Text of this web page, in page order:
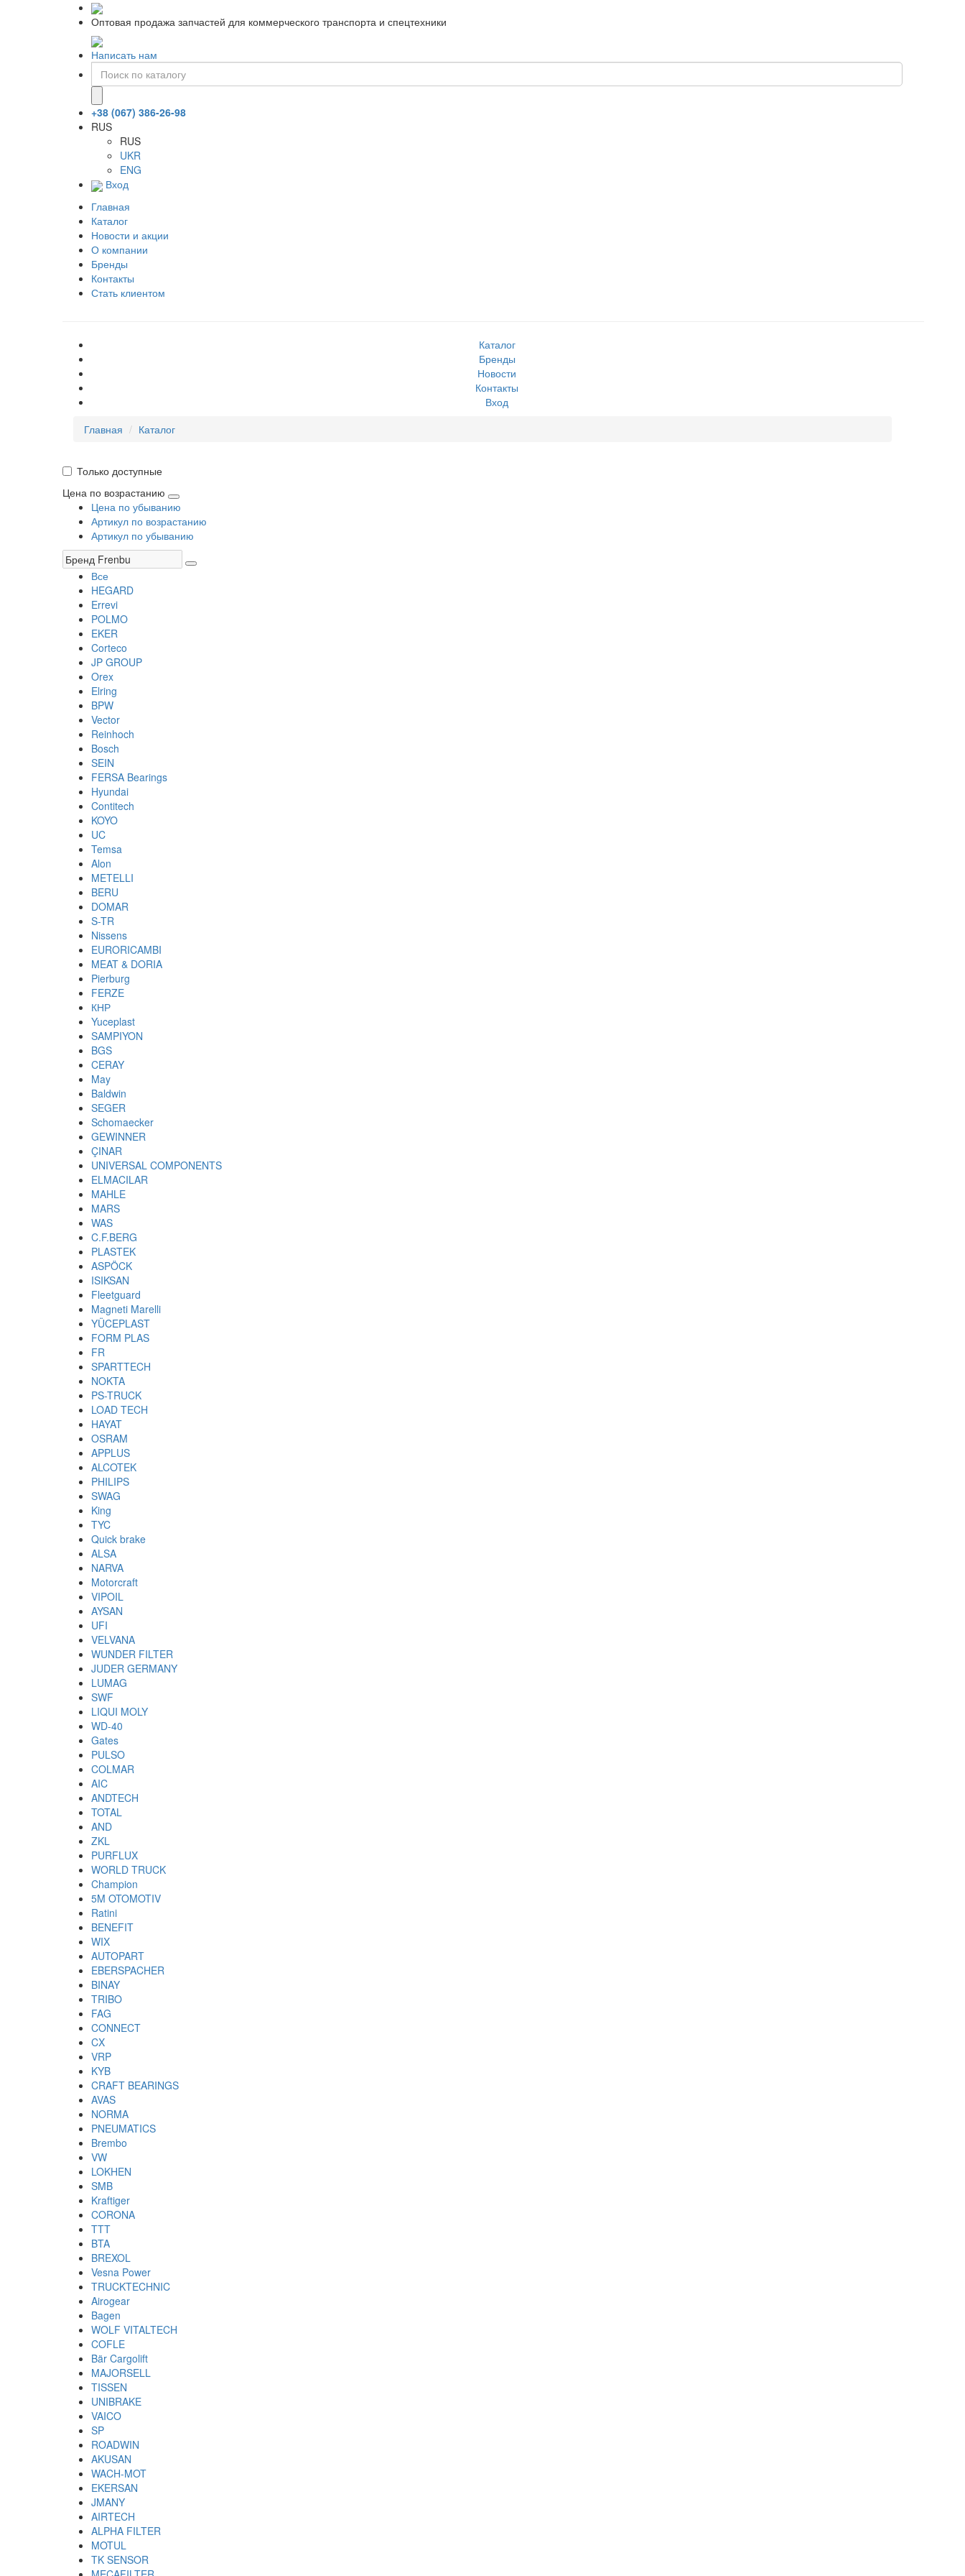
Оптовая продажа запчастей для коммерческого транспорта и спецтехники
Написать нам
+38 (067) 386-26-98
RUS
RUS
UKR
ENG
Вход
Главная
Каталог
Новости и акции
О компании
Бренды
Контакты
Стать клиентом
Каталог
Бренды
Новости
Контакты
Вход
Главная
Каталог
Только доступные
Цена по возрастанию
Цена по убыванию
Артикул по возрастанию
Артикул по убыванию
Все
HEGARD
Errevi
POLMO
EKER
Corteco
JP GROUP
Orex
Elring
BPW
Vector
Reinhoch
Bosch
SEIN
FERSA Bearings
Hyundai
Contitech
KOYO
UC
Temsa
Alon
METELLI
BERU
DOMAR
S-TR
Nissens
EURORICAMBI
MEAT & DORIA
Pierburg
FERZE
КНР
Yuceplast
SAMPIYON
BGS
CERAY
May
Baldwin
SEGER
Schomaecker
GEWINNER
ÇINAR
UNIVERSAL COMPONENTS
ELMACILAR
MAHLE
MARS
WAS
C.F.BERG
PLASTEK
ASPÖCK
ISIKSAN
Fleetguard
Magneti Marelli
YÜCEPLAST
FORM PLAS
FR
SPARTTECH
NOKTA
PS-TRUCK
LOAD TECH
HAYAT
OSRAM
APPLUS
ALCOTEK
PHILIPS
SWAG
King
TYC
Quick brake
ALSA
NARVA
Motorcraft
VIPOIL
AYSAN
UFI
VELVANA
WUNDER FILTER
JUDER GERMANY
LUMAG
SWF
LIQUI MOLY
WD-40
Gates
PULSO
COLMAR
AIC
ANDTECH
TOTAL
AND
ZKL
PURFLUX
WORLD TRUCK
Champion
5M OTOMOTIV
Ratini
BENEFIT
WIX
AUTOPART
EBERSPACHER
BINAY
TRIBO
FAG
CONNECT
CX
VRP
KYB
CRAFT BEARINGS
AVAS
NORMA
PNEUMATICS
Brembo
VW
LOKHEN
SMB
Kraftiger
CORONA
TTT
BTA
BREXOL
Vesna Power
TRUCKTECHNIC
Airogear
Bagen
WOLF VITALTECH
COFLE
Bär Cargolift
MAJORSELL
TISSEN
UNIBRAKE
VAICO
SP
ROADWIN
AKUSAN
WACH-MOT
EKERSAN
JMANY
AIRTECH
ALPHA FILTER
MOTUL
TK SENSOR